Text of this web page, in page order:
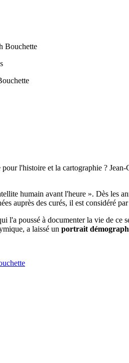
l'histoire et la cartographie ?
humain avant l'heure ». Dès les
auprès des curés, il est considéré
l'a poussé à documenter la vie de
a laissé un portrait